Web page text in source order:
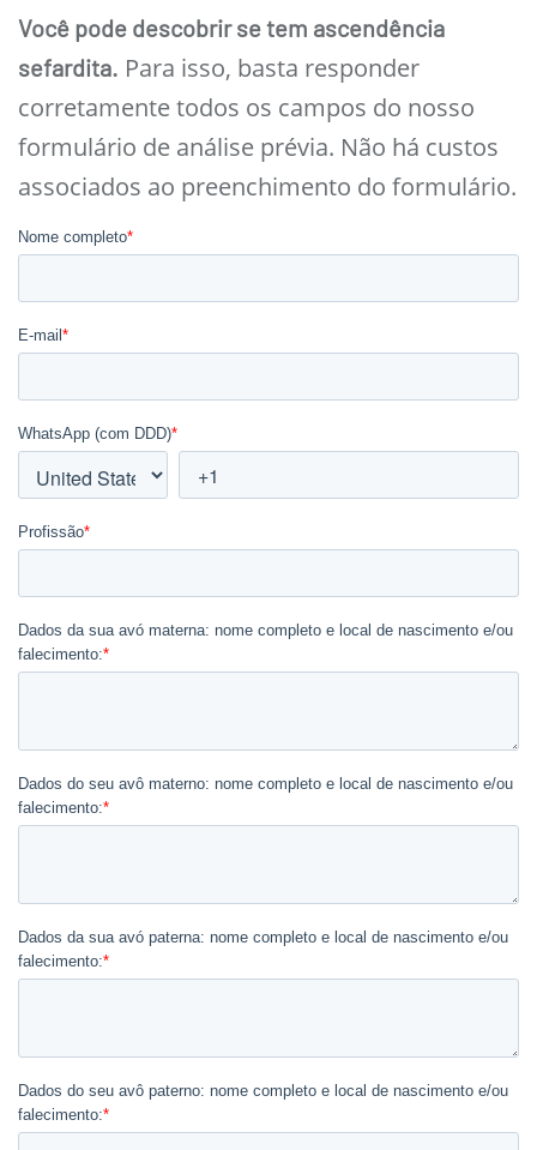
Você pode descobrir se tem ascendência
sefardita. Para isso, basta responder
corretamente todos os campos do nosso
formulário de análise prévia. Não há custos
associados ao preenchimento do formulário.